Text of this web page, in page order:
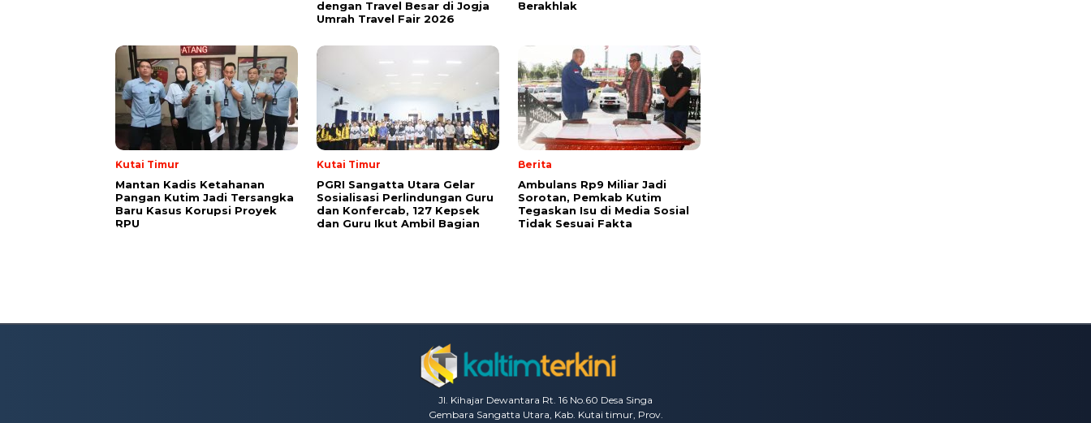
dengan Travel Besar di Jogja
Umrah Travel Fair 2026
Berakhlak
Kutai Timur
Mantan Kadis Ketahanan
Pangan Kutim Jadi Tersangka
Baru Kasus Korupsi Proyek
RPU
Kutai Timur
PGRI Sangatta Utara Gelar
Sosialisasi Perlindungan Guru
dan Konfercab, 127 Kepsek
dan Guru Ikut Ambil Bagian
Berita
Ambulans Rp9 Miliar Jadi
Sorotan, Pemkab Kutim
Tegaskan Isu di Media Sosial
Tidak Sesuai Fakta
Jl. Kihajar Dewantara Rt. 16 No.60 Desa Singa
Gembara Sangatta Utara, Kab. Kutai timur, Prov.